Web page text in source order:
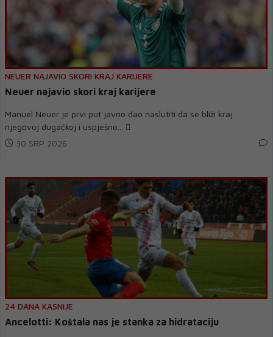
NEUER NAJAVIO SKORI KRAJ KARIJERE
Neuer najavio skori kraj karijere
Manuel Neuer je prvi put javno dao naslutiti da se bliži kraj
njegovoj dugačkoj i uspješno...
30 SRP 2026
24 DANA KASNIJE
Ancelotti: Koštala nas je stanka za hidrataciju